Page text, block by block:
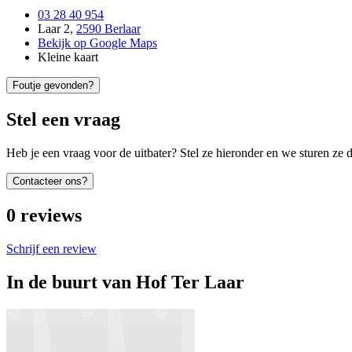
03 28 40 954
Laar 2, 2590 Berlaar
Bekijk op Google Maps
Kleine kaart
Foutje gevonden?
Stel een vraag
Heb je een vraag voor de uitbater? Stel ze hieronder en we sturen ze
Contacteer ons?
0 reviews
Schrijf een review
In de buurt van Hof Ter Laar